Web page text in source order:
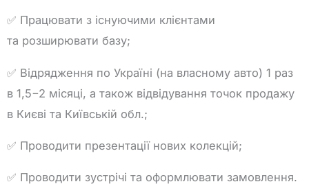
✅ Працювати з існуючими клієнтами
та розширювати базу;
✅ Відрядження по Україні (на власному авто) 1 раз
в 1,5−2 місяці, а також відвідування точок продажу
в Києві та Київській обл.;
✅ Проводити презентації нових колекцій;
✅ Проводити зустрічі та оформлювати замовлення.